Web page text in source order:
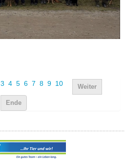
3 4 5 6 7 8 9 10 Weiter
Ende